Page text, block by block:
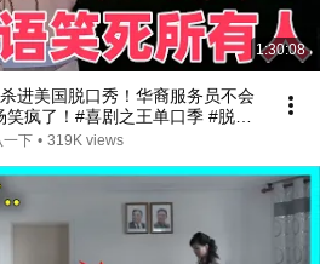
1:30:08
进美国脱口秀！华裔服务员不会
疯了！#喜剧之王单口季 #脱口
#综艺
一下 • 319K views